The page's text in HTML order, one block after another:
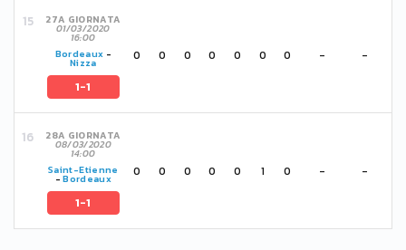
27A GIORNATA
01/03/2020
16:00
Bordeaux -
Nizza
1-1
0 0 0 0 0 0 0 - -
28A GIORNATA
08/03/2020
14:00
Saint-Etienne
-Bordeaux
1-1
0 0 0 0 0 1 0 - -